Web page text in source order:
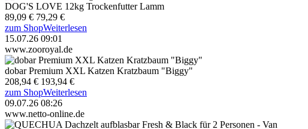
DOG'S LOVE 12kg Trockenfutter Lamm
89,09 € 79,29 €
zum ShopWeiterlesen
15.07.26 09:01
www.zooroyal.de
dobar Premium XXL Katzen Kratzbaum "Biggy"
208,94 € 193,94 €
zum ShopWeiterlesen
09.07.26 08:26
www.netto-online.de